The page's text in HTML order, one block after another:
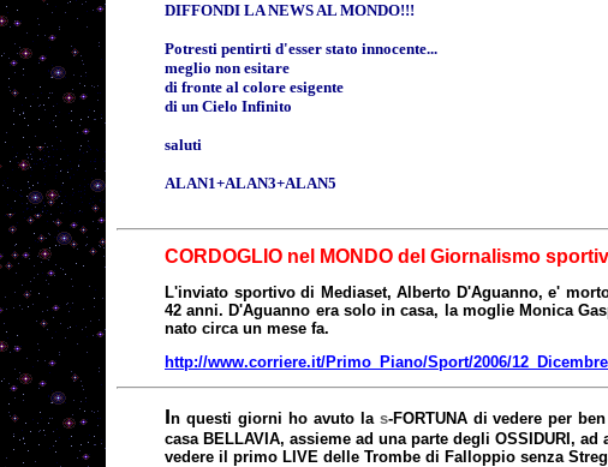
DIFFONDI LA NEWS AL MONDO!!!
Potresti pentirti d'esser stato innocente...
meglio non esitare
di fronte al colore esigente
di un Cielo Infinito
saluti
ALAN1+ALAN3+ALAN5
CORDOGLIO nel MONDO del Giornalismo
L'inviato sportivo di Mediaset, Alberto D'Aguanno, e'
42 anni. D'Aguanno era solo in casa, la moglie Monica
nato circa un mese fa.
http://www.corriere.it/Primo_Piano/Sport/2006/
In questi giorni ho avuto la s-FORTUNA di vedere per
casa BELLAVIA, assieme ad una parte degli OSSIDURI,
vedere il primo LIVE delle Trombe di Falloppio senza